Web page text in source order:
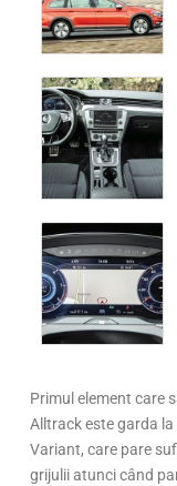
Primul element care
Alltrack este garda
Variant, care pare
grijulii atunci când